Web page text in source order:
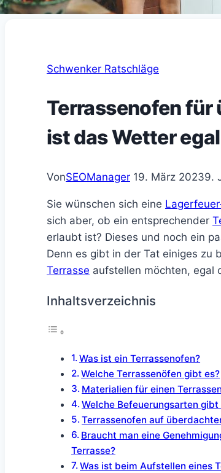
Schwenker Ratschläge
Terrassenofen für
ist das Wetter
VonSEOManager 19. März 20239.
Sie wünschen sich eine
sich aber, ob ein entsprechender
erlaubt ist? Dieses und noch ein
Denn es gibt in der Tat einiges zu
Terrasse aufstellen möchten, egal
Inhaltsverzeichnis
Was ist ein Terrassenofen?
Welche Terrassenöfen gibt es?
Materialien für einen
Welche Befeuerungsarten
Terrassenofen auf
Braucht man eine
Terrasse?
Was ist beim Aufstellen eines